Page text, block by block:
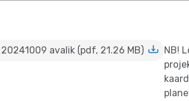
avalik (pdf, 21.26 MB)
NB!